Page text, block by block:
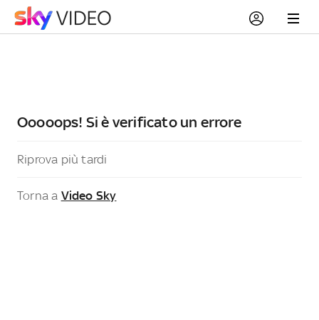
Ooooops! Si è verificato un errore
Riprova più tardi
Torna a Video Sky